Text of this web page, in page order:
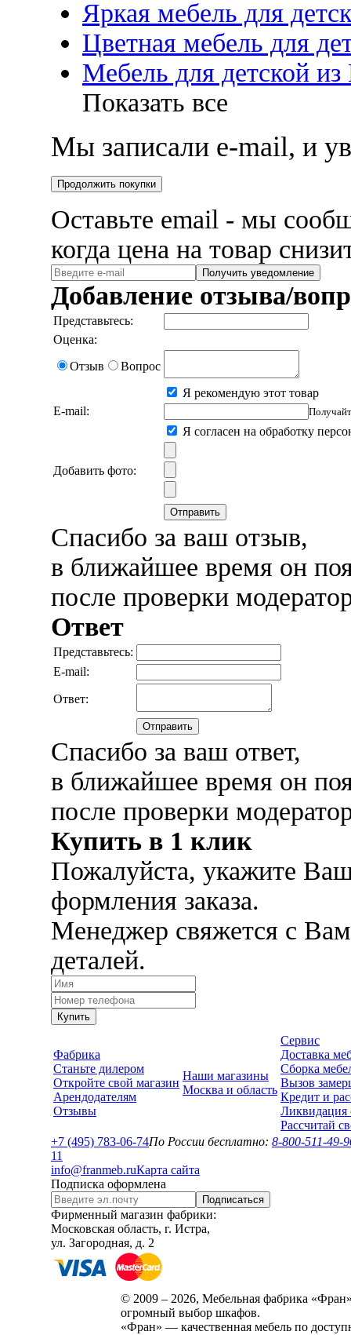
Яркая мебель для
Цветная мебель для
Мебель для детской
Показать все
Мы записали e-mail, и
Продолжить покупки
Оставьте email - мы
когда цена на товар
Получить уведомление
Добавление отзыва/
Представьтесь:
Оценка:
Отзыв
Вопрос
Я рекомендую этот товар
E-mail:
Я согласен на обработку
Добавить фото:
Отправить
Спасибо за ваш отзыв,
в ближайшее время он
после проверки
Ответ
Представьтесь:
E-mail:
Ответ:
Отправить
Спасибо за ваш ответ,
в ближайшее время он
после проверки
Купить в 1 клик
Пожалуйста, укажите
формления заказа.
Менеджер свяжется с
деталей.
Купить
Фабрика
Станьте дилером
Откройте свой магазин
Арендодателям
Отзывы
Наши магазины
Москва и область
Сервис
Доставка
Сборка
Вызов
Кредит и
Ликвидация
Рассчитай
+7 (495) 783-06-74По России бесплатно: 8-800-511-49-
11
info@franmeb.ruКарта сайта
Подписка оформлена
Подписаться
Фирменный магазин фабрики:
Московская область, г. Истра,
ул. Загородная, д. 2
© 2009 – 2026, Мебельная фабрика
огромный выбор шкафов.
«Фран» — качественная мебель по